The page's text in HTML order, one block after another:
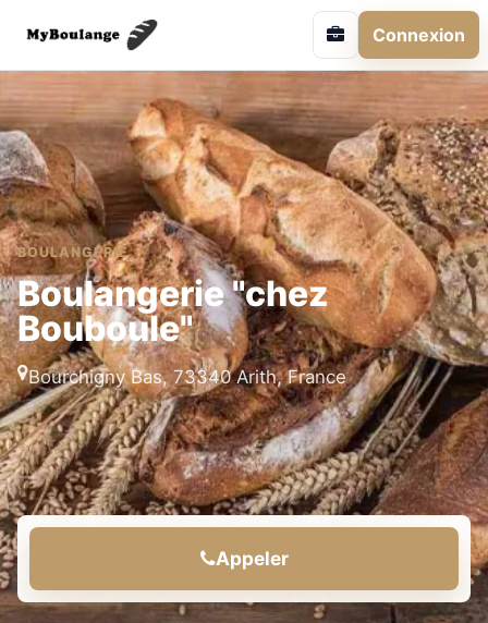
Connexion
BOULANGERIE
Boulangerie "chez
Bouboule"
Bourchigny Bas, 73340 Arith, France
Appeler